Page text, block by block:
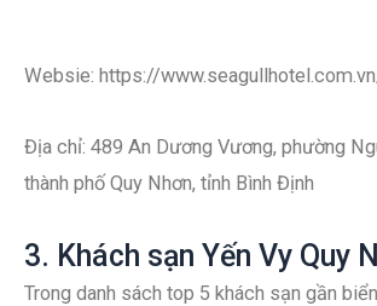
Websie: https://
Địa chỉ: 489 An Dương Vương, phường
thành phố Quy Nhơn, tỉnh Bình Định
3. Khách sạn Yến Vy Quy
Trong danh sách top 5 khách sạn gần